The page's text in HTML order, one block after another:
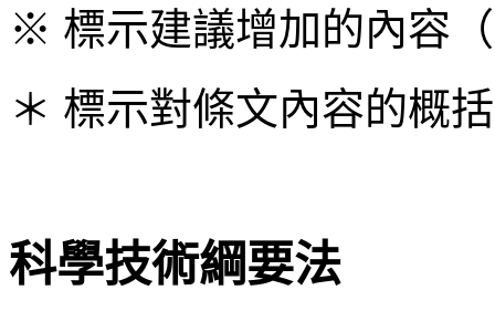
※ 標示建議增加的內容
＊ 標示對條文內容的概
科學技術綱要法